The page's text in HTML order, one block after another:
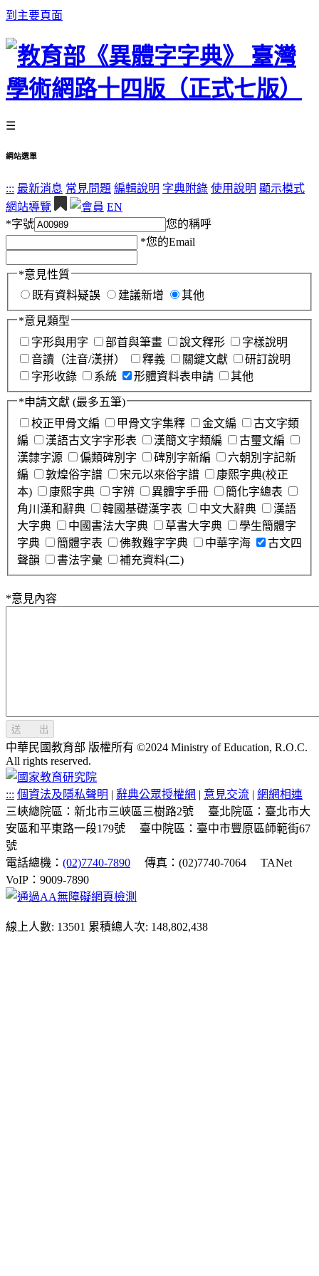
到主要頁面
☰
網站選單
::: 最新消息 常見問題 編輯說明 字典附錄 使用說明 顯示模式
網站導覽
EN
*字號
您的稱呼
*您的Email
*意見性質
既有資料疑誤
建議新增 其他
*意見類型
字形與用字
部首與筆畫 說文釋形
字樣說明
音讀（注音/漢拼）
釋義 關鍵文獻
研訂說明
字形收錄
系統 形體資料表申請 其他
*申請文獻 (最多五筆)
校正甲骨文編
甲骨文字集釋 金文編
古文字類
編
漢語古文字字形表 漢簡文字類編
古璽文編
漢隸字源
偏類碑別字 碑別字新編
六朝別字記新
編
敦煌俗字譜 宋元以來俗字譜
康熙字典(校正
本)
康熙字典 字辨 異體字手冊
簡化字總表
角川漢和辭典
韓國基礎漢字表 中文大辭典
漢語
大字典
中國書法大字典 草書大字典
學生簡體字
字典
簡體字表 佛教難字字典 中華字海
古文四
聲韻
書法字彙 補充資料(二)
*意見內容
送 出
中華民國教育部 版權所有 ©2024 Ministry of Education, R.O.C.
All rights reserved.
::: 個資法及隱私聲明 | 辭典公眾授權網 | 意見交流 | 網網相連
三峽總院區：新北市三峽區三樹路2號
臺北院區：臺北市大
安區和平東路一段179號
臺中院區：臺中市豐原區師範街67
號
電話總機： (02)7740-7890 傳真：(02)7740-7064
TANet
VoIP：9009-7890
線上人數: 13501 累積總人次: 148,802,438